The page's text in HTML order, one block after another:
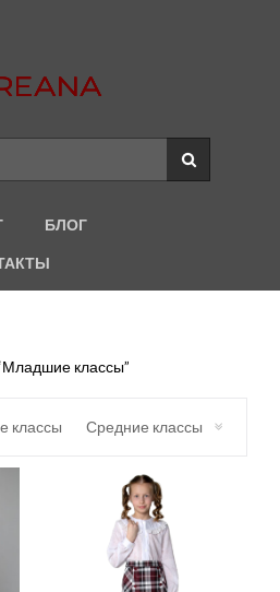
БЛОГ
классы”
классы Средние классы